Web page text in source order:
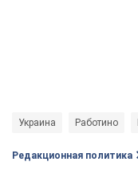
Украина Работино
Редакционная политика